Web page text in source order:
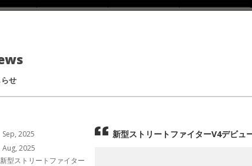
せ
Sep, 2025
Aug, 2025
新型ストリートファイター
新型ストリートファイターV4デビュ